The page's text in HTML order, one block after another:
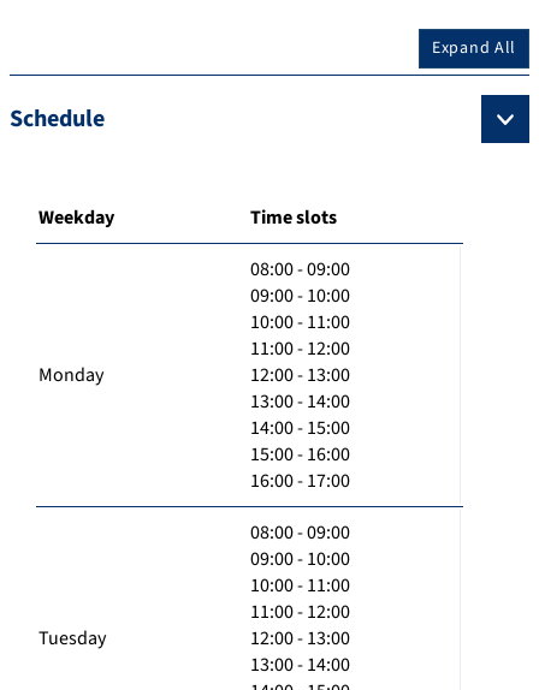
Expand All
Schedule
Weekday Time slots
Monday
08:00 - 09:00
09:00 - 10:00
10:00 - 11:00
11:00 - 12:00
12:00 - 13:00
13:00 - 14:00
14:00 - 15:00
15:00 - 16:00
16:00 - 17:00
Tuesday
08:00 - 09:00
09:00 - 10:00
10:00 - 11:00
11:00 - 12:00
12:00 - 13:00
13:00 - 14:00